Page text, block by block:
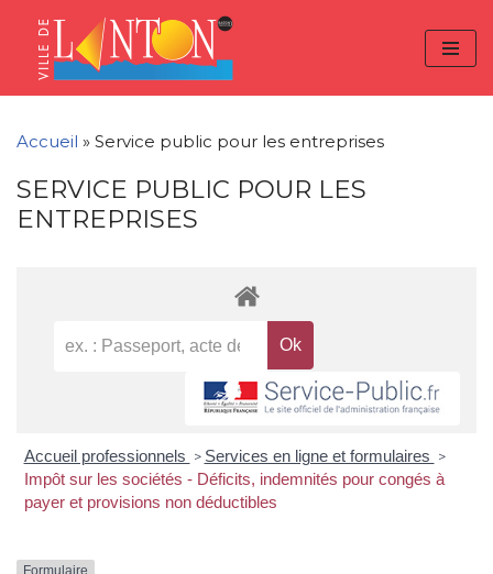
Content
navigation
Aller
Accueil » Service public pour les entreprises
SERVICE PUBLIC POUR LES
ENTREPRISES
Accueil professionnels > Services en ligne et formulaires >
Impôt sur les sociétés - Déficits, indemnités pour congés à
payer et provisions non déductibles
Formulaire
Panneau de gestion des cookies